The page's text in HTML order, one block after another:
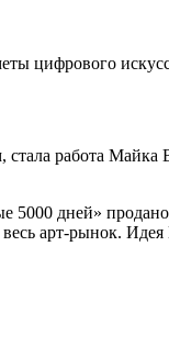
цифрового
работа Майка
дней»
арт-рынок.